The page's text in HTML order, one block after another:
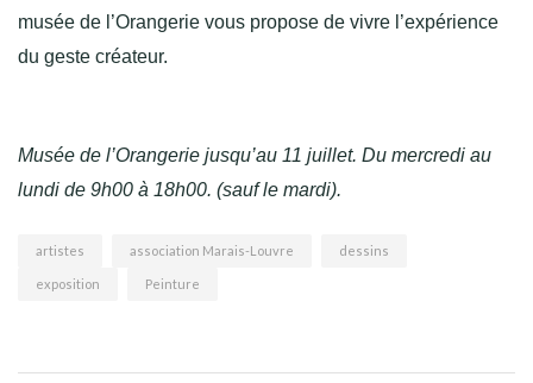
musée de l’Orangerie vous propose de vivre l’expérience
du geste créateur.
Musée de l’Orangerie jusqu’au 11 juillet. Du mercredi au
lundi de 9h00 à 18h00. (sauf le mardi).
artistes association Marais-Louvre dessins
exposition Peinture